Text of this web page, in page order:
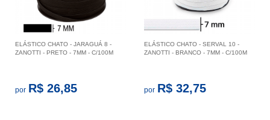
ELÁSTICO CHATO - JARAGUÁ 8 -
ZANOTTI - PRETO - 7MM - C/100M
por R$ 26,85
ELÁSTICO CHATO - SERVAL 10 -
ZANOTTI - BRANCO - 7MM - C/100M
por R$ 32,75